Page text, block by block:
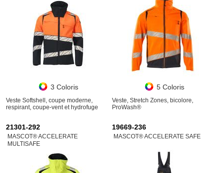
3 Coloris
Veste Softshell, coupe moderne,
respirant, coupe-vent et hydrofuge
5 Coloris
Veste, Stretch Zones, bicolore,
ProWash®
21301-292
MASCOT® ACCELERATE
MULTISAFE
19669-236
MASCOT® ACCELERATE SAFE